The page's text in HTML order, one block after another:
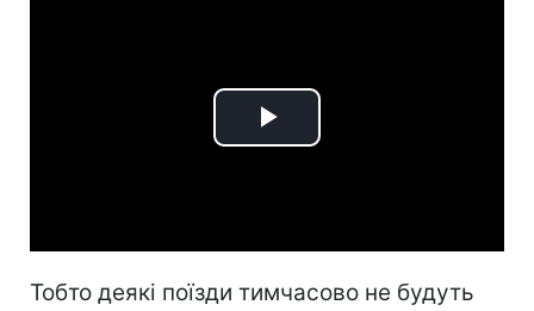
Play
Тобто деякі поїзди тимчасово не будуть